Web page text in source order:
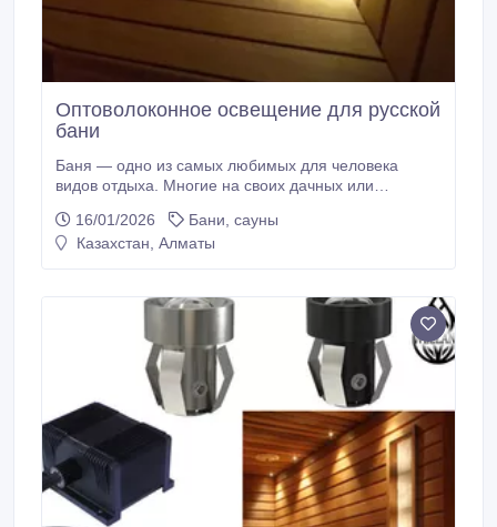
Оптоволоконное освещение для русской
бани
Баня — одно из самых любимых для человека
видов отдыха. Многие на своих дачных или
процессе стройки решается много задач, от
возведения здания до выбора мебели. Не
во многом зависят от правильной организации
16/01/2026
Бани, сауны
Казахстан, Алматы